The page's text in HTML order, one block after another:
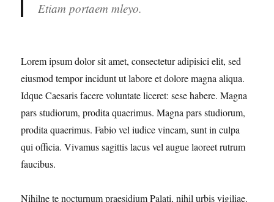
Etiam portaem mleyo.
Lorem ipsum dolor sit amet, consectetur adipisici elit, sed
eiusmod tempor incidunt ut labore et dolore magna aliqua.
Idque Caesaris facere voluntate liceret: sese habere. Magna
pars studiorum, prodita quaerimus. Magna pars studiorum,
prodita quaerimus. Fabio vel iudice vincam, sunt in culpa
qui officia. Vivamus sagittis lacus vel augue laoreet rutrum
faucibus.
Nihilne te nocturnum praesidium Palati, nihil urbis vigiliae.